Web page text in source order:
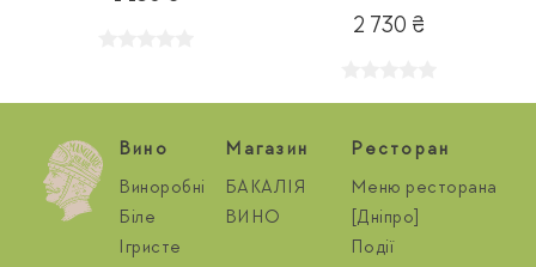
2 730 ₴
Вино
Виноробні
Біле
Ігристе
Магазин
БАКАЛІЯ
ВИНО
Ресторан
Меню ресторана
[Дніпро]
Події